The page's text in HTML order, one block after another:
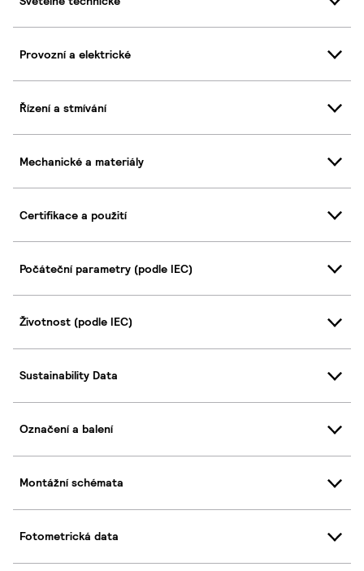
Provozní a elektrické
Řízení a stmívání
Mechanické a materiály
Certifikace a použití
Počáteční parametry (podle IEC)
Životnost (podle IEC)
Sustainability Data
Označení a balení
Montážní schémata
Fotometrická data